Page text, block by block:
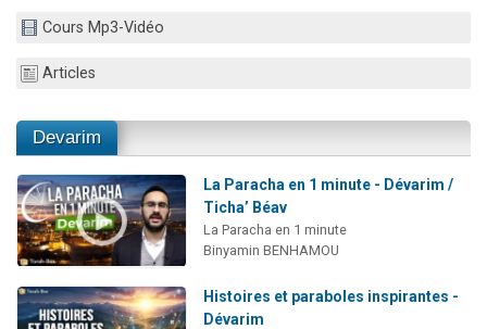
Cours Mp3-Vidéo
Articles
Devarim
La Paracha en 1 minute - Dévarim /
Ticha’ Béav
La Paracha en 1 minute
Binyamin BENHAMOU
Histoires et paraboles inspirantes -
Dévarim